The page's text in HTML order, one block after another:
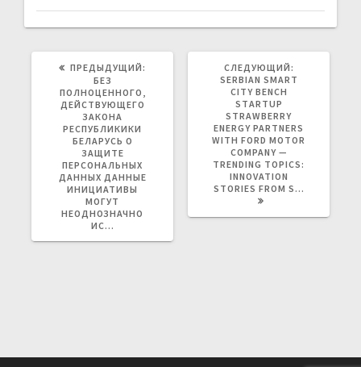
ПРЕДЫДУЩИЙ:
БЕЗ
ПОЛНОЦЕННОГО,
ДЕЙСТВУЮЩЕГО
ЗАКОНА
РЕСПУБЛИКИКИ
БЕЛАРУСЬ О
ЗАЩИТЕ
ПЕРСОНАЛЬНЫХ
ДАННЫХ ДАННЫЕ
ИНИЦИАТИВЫ
МОГУТ
НЕОДНОЗНАЧНО
ИС…
СЛЕДУЮЩИЙ:
ЗАПИСЬ:
SERBIAN SMART
CITY BENCH
STARTUP
STRAWBERRY
ENERGY PARTNERS
WITH FORD MOTOR
COMPANY —
TRENDING TOPICS:
INNOVATION
STORIES FROM S…